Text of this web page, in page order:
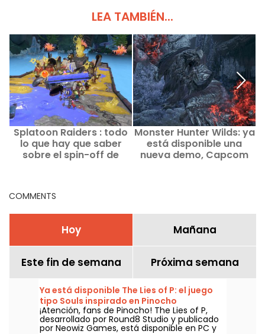
LEA TAMBIÉN...
Splatoon Raiders : todo
lo que hay que saber
sobre el spin-off de
Monster Hunter Wilds: ya
está disponible una
nueva demo, Capcom
COMMENTS
Hoy Mañana
Este fin de semana Próxima semana
Ya está disponible The Lies of P: el juego
tipo Souls inspirado en Pinocho
¡Atención, fans de Pinocho! The Lies of P,
desarrollado por Round8 Studio y publicado
por Neowiz Games, está disponible en PC y